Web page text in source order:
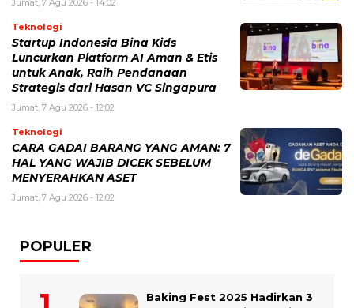
Jumat, 7 Agu 2026 - 14:02
Teknologi
Startup Indonesia Bina Kids
Luncurkan Platform AI Aman & Etis
untuk Anak, Raih Pendanaan
Strategis dari Hasan VC Singapura
Jumat, 7 Agu 2026 - 12:02
Teknologi
CARA GADAI BARANG YANG AMAN: 7
HAL YANG WAJIB DICEK SEBELUM
MENYERAHKAN ASET
Jumat, 7 Agu 2026 - 12:02
POPULER
Baking Fest 2025 Hadirkan 3